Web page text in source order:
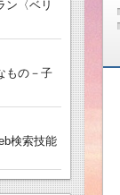
ン〈ベリ
もの－子
検索技能